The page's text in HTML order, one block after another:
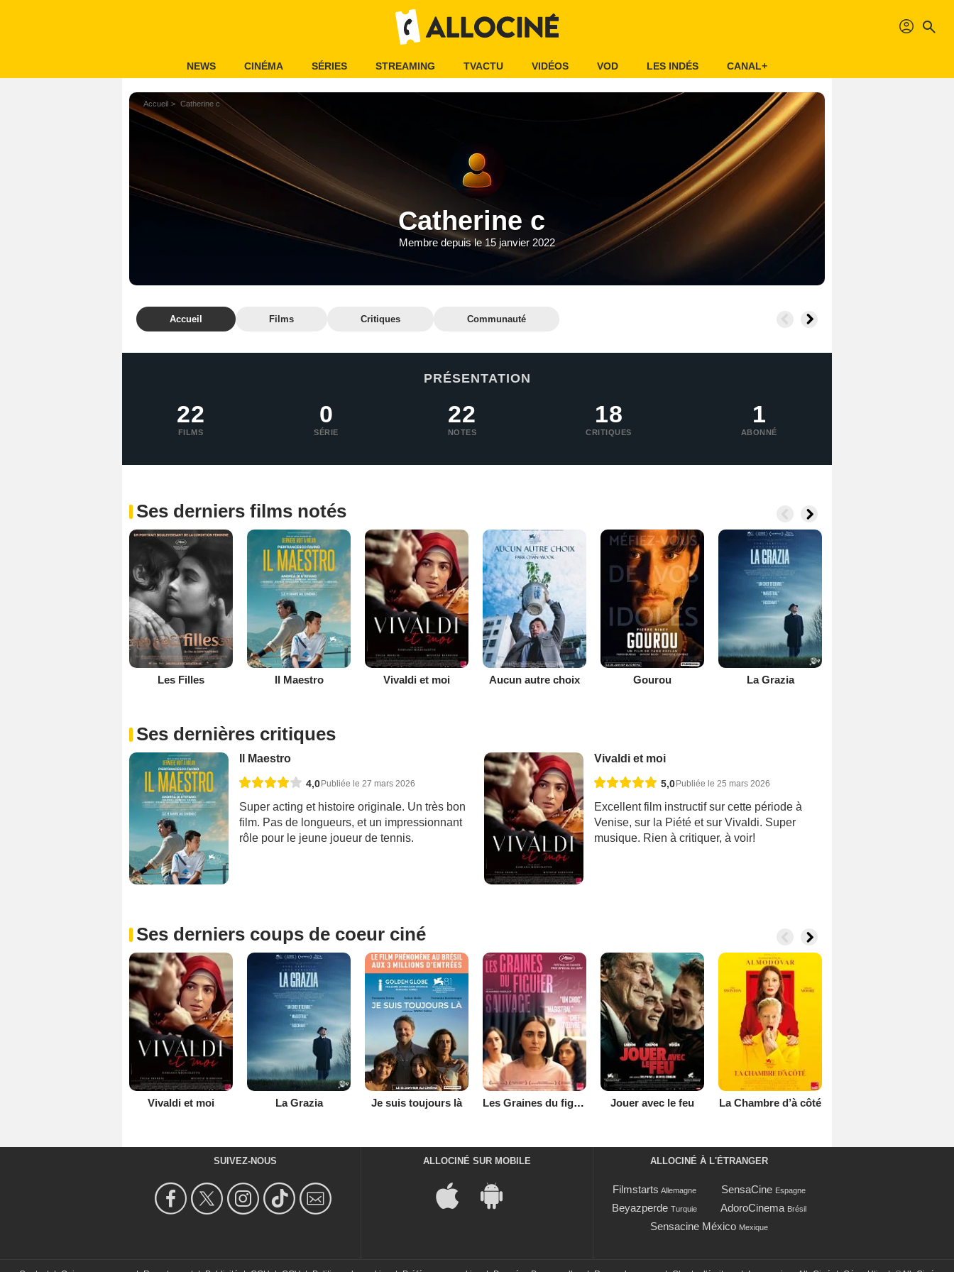
profil search
NEWS CINÉMA SÉRIES STREAMING TVACTU VIDÉOS VOD LES INDÉS CANAL+
Accueil Catherine c
Catherine c
Membre depuis le 15 janvier 2022
Accueil Films Critiques Communauté
PRÉSENTATION
22
FILMS
0
SÉRIE
22
NOTES
18
CRITIQUES
1
ABONNÉ
Ses derniers films notés
Les Filles Il Maestro Vivaldi et moi Aucun autre choix Gourou La Grazia
Ses dernières critiques
Il Maestro
4,0Publiée le 27 mars 2026
Super acting et histoire originale. Un très bon
film. Pas de longueurs, et un impressionnant
rôle pour le jeune joueur de tennis.
Vivaldi et moi
5,0Publiée le 25 mars 2026
Excellent film instructif sur cette période à
Venise, sur la Piété et sur Vivaldi. Super
musique. Rien à critiquer, à voir!
Ses derniers coups de coeur ciné
Vivaldi et moi La Grazia Je suis toujours là Les Graines du figuier sauvage Jouer avec le feu La Chambre d’à côté
SUIVEZ-NOUS ALLOCINÉ SUR MOBILE ALLOCINÉ À L'ÉTRANGER
Filmstarts Allemagne SensaCine Espagne
Beyazperde Turquie AdoroCinema Brésil
Sensacine México Mexique